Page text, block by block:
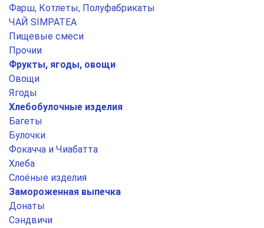
Фарш, Котлеты, Полуфабрикаты
ЧАЙ SIMPATEA
Пищевые смеси
Прочии
Фрукты, ягоды, овощи
Овощи
Ягоды
Хлебобулочные изделия
Багеты
Булочки
Фокачча и Чиабатта
Хлеба
Слоёные изделия
Замороженная выпечка
Донаты
Сэндвичи